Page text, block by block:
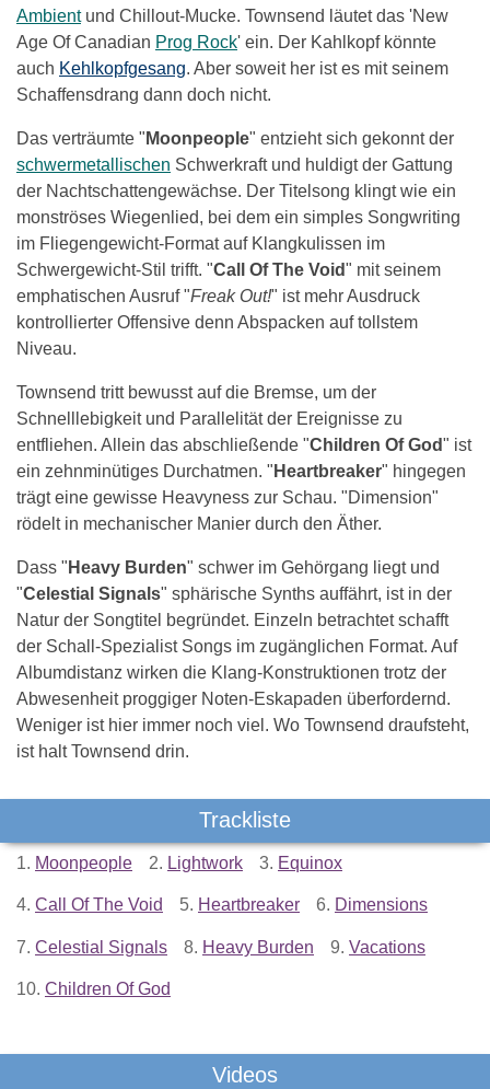
Ambientund Chillout-Mucke. Townsend läutet das 'New
Age Of Canadian Prog Rock' ein. Der Kahlkopf könnte
auch Kehlkopfgesang. Aber soweit her ist es mit seinem
Schaffensdrang dann doch nicht.
Das verträumte " Moonpeople" entzieht sich gekonnt der
schwermetallischen Schwerkraft und huldigt der Gattung
der Nachtschattengewächse. Der Titelsong klingt wie ein
monströses Wiegenlied, bei dem ein simples Songwriting
im Fliegengewicht-Format auf Klangkulissen im
Schwergewicht-Stil trifft. "Call Of The Void" mit seinem
emphatischen Ausruf "Freak Out!" ist mehr Ausdruck
kontrollierter Offensive denn Abspacken auf tollstem
Niveau.
Townsend tritt bewusst auf die Bremse, um der
Schnelllebigkeit und Parallelität der Ereignisse zu
entfliehen. Allein das abschließende "Children Of God" ist
ein zehnminütiges Durchatmen. " Heartbreaker" hingegen
trägt eine gewisse Heavyness zur Schau. "Dimension"
rödelt in mechanischer Manier durch den Äther.
Dass " Heavy Burden" schwer im Gehörgang liegt und
"Celestial Signals" sphärische Synths auffährt, ist in der
Natur der Songtitel begründet. Einzeln betrachtet schafft
der Schall-Spezialist Songs im zugänglichen Format. Auf
Albumdistanz wirken die Klang-Konstruktionen trotz der
Abwesenheit proggiger Noten-Eskapaden überfordernd.
Weniger ist hier immer noch viel. Wo Townsend draufsteht,
ist halt Townsend drin.
Trackliste
1. Moonpeople 2. Lightwork 3. Equinox
4. Call Of The Void 5. Heartbreaker 6. Dimensions
7. Celestial Signals 8. Heavy Burden 9. Vacations
10. Children Of God
Videos